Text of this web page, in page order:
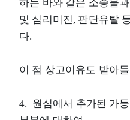
하는 바와 같은 소송물
및 심리미진, 판단유탈
다.
이 점 상고이유도 받아
4. 원심에서 추가된 가